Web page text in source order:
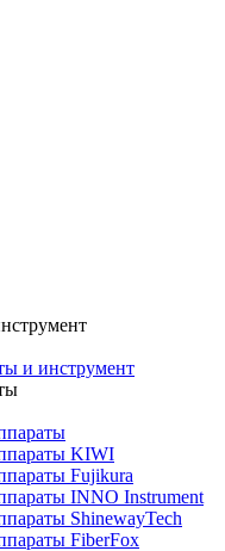
и инструмент
KIWI
Fujikura
INNO Instrument
ShinewayTech
FiberFox